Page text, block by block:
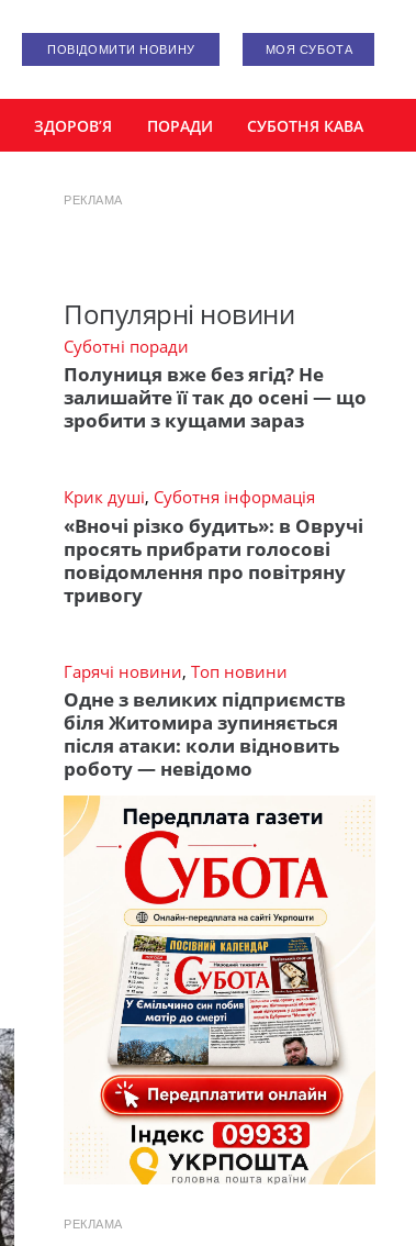
ПОВІДОМИТИ НОВИНУ МОЯ СУБОТА
ЗДОРОВ’Я ПОРАДИ СУБОТНЯ КАВА
РЕКЛАМА
Популярні новини
Суботні поради
Полуниця вже без ягід? Не
залишайте її так до осені — що
зробити з кущами зараз
Крик душі, Суботня інформація
«Вночі різко будить»: в Овручі
просять прибрати голосові
повідомлення про повітряну
тривогу
Гарячі новини, Топ новини
Одне з великих підприємств
біля Житомира зупиняється
після атаки: коли відновить
роботу — невідомо
РЕКЛАМА